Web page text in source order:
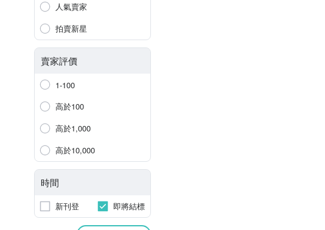
人氣賣家
拍賣新星
賣家評價
1-100
高於100
高於1,000
高於10,000
時間
新刊登 即將結標